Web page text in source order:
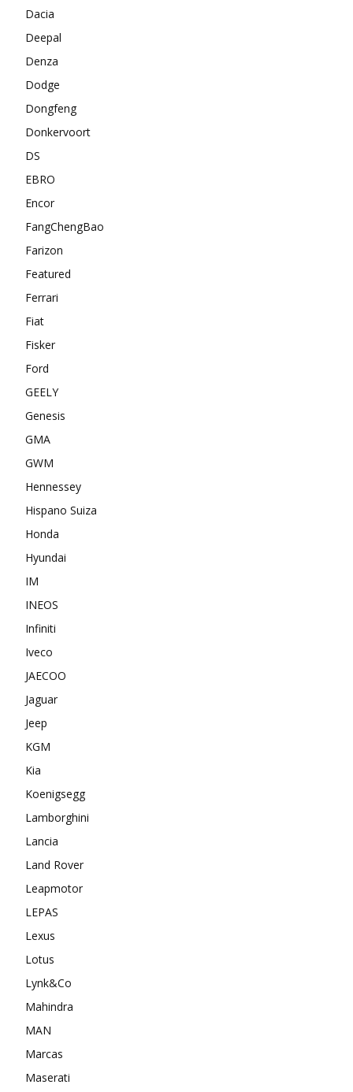
Dacia
Deepal
Denza
Dodge
Dongfeng
Donkervoort
DS
EBRO
Encor
FangChengBao
Farizon
Featured
Ferrari
Fiat
Fisker
Ford
GEELY
Genesis
GMA
GWM
Hennessey
Hispano Suiza
Honda
Hyundai
IM
INEOS
Infiniti
Iveco
JAECOO
Jaguar
Jeep
KGM
Kia
Koenigsegg
Lamborghini
Lancia
Land Rover
Leapmotor
LEPAS
Lexus
Lotus
Lynk&Co
Mahindra
MAN
Marcas
Maserati